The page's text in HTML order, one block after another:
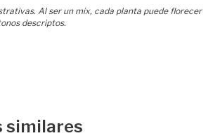
Al ser un mix, cada planta puede florecer
descriptos.
similares